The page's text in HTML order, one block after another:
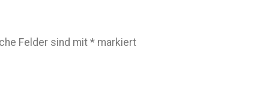
Felder sind mit* markiert